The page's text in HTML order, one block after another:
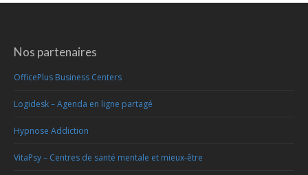
Nos partenaires
OfficePlus Business Centers
Logidesk – Agenda en ligne partagé
Hypnose Addiction
VitaPsy – Centres de santé mentale et mieux-être